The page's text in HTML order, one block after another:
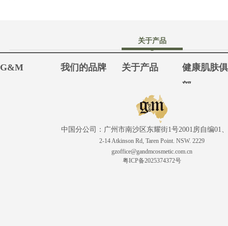
关于产品
G&M 我们的品牌 关于产品
健康肌肤
部
中国分公司：广州市南沙区东耀街1号2001房自编01
2-14 Atkinson Rd, Taren Point. NSW. 2229
gzoffice@gandmcosmetic.com.cn
粤ICP备2025374372号